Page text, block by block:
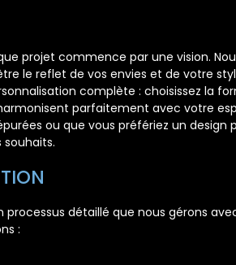
projet commence par une vision.
le reflet de vos envies et de votre
complète : choisissez la
parfaitement avec votre
ou que vous préfériez un design
détaillé que nous gérons
: